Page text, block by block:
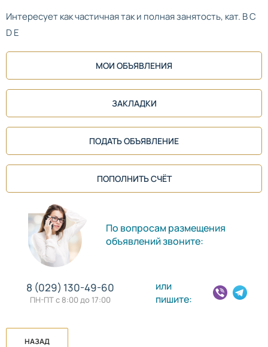
Интересует как частичная так и полная занятость, кат. B C
D E
МОИ ОБЪЯВЛЕНИЯ
ЗАКЛАДКИ
ПОДАТЬ ОБЪЯВЛЕНИЕ
ПОПОЛНИТЬ СЧЁТ
По вопросам размещения
объявлений звоните:
8 (029) 130-49-60
ПН-ПТ с 8:00 до 17:00
или
пишите:
НАЗАД